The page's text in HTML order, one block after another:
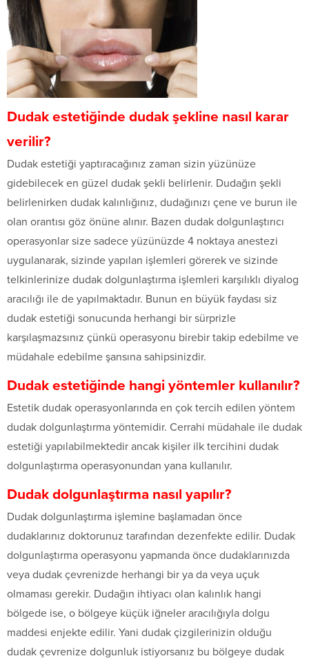
Dudak estetiğinde dudak şekline nasıl karar
verilir?
Dudak estetiği yaptıracağınız zaman sizin yüzünüze
gidebilecek en güzel dudak şekli belirlenir. Dudağın şekli
belirlenirken dudak kalınlığınız, dudağınızı çene ve burun ile
olan orantısı göz önüne alınır. Bazen dudak dolgunlaştırıcı
operasyonlar size sadece yüzünüzde 4 noktaya anestezi
uygulanarak, sizinde yapılan işlemleri görerek ve sizinde
telkinlerinize dudak dolgunlaştırma işlemleri karşılıklı diyalog
aracılığı ile de yapılmaktadır. Bunun en büyük faydası siz
dudak estetiği sonucunda herhangi bir sürprizle
karşılaşmazsınız çünkü operasyonu birebir takip edebilme ve
müdahale edebilme şansına sahipsinizdir.
Dudak estetiğinde hangi yöntemler kullanılır?
Estetik dudak operasyonlarında en çok tercih edilen yöntem
dudak dolgunlaştırma yöntemidir. Cerrahi müdahale ile dudak
estetiği yapılabilmektedir ancak kişiler ilk tercihini dudak
dolgunlaştırma operasyonundan yana kullanılır.
Dudak dolgunlaştırma nasıl yapılır?
Dudak dolgunlaştırma işlemine başlamadan önce
dudaklarınız doktorunuz tarafından dezenfekte edilir. Dudak
dolgunlaştırma operasyonu yapmanda önce dudaklarınızda
veya dudak çevrenizde herhangi bir ya da veya uçuk
olmaması gerekir. Dudağın ihtiyacı olan kalınlık hangi
bölgede ise, o bölgeye küçük iğneler aracılığıyla dolgu
maddesi enjekte edilir. Yani dudak çizgilerinizin olduğu
dudak çevrenize dolgunluk istiyorsanız bu bölgeye dudak